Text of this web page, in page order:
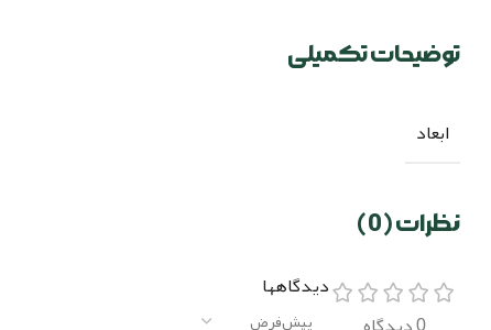
توضیحات تکمیلی
ابعاد
نظرات (0)
دیدگاهها